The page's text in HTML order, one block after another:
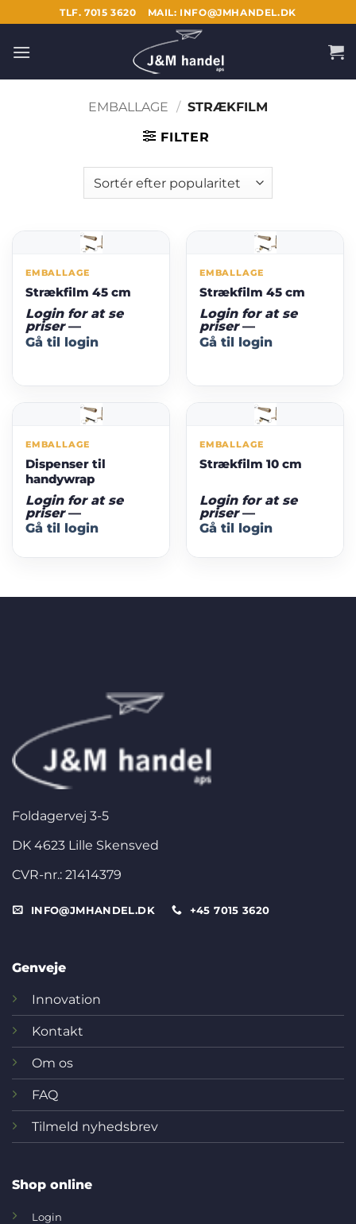
til
indhold
TLF. 7015 3620 MAIL: INFO@JMHANDEL.DK
EMBALLAGE / STRÆKFILM
FILTER
EMBALLAGE
Strækfilm 45 cm
Login for at se
priser—
Gå til login
EMBALLAGE
Strækfilm 45 cm
Login for at se
priser—
Gå til login
EMBALLAGE
Dispenser til
handywrap
Login for at se
priser—
Gå til login
EMBALLAGE
Strækfilm 10 cm
Login for at se
priser—
Gå til login
Foldagervej 3-5
DK 4623 Lille Skensved
CVR-nr.: 21414379
INFO@JMHANDEL.DK +45 7015 3620
Genveje
Innovation
Kontakt
Om os
FAQ
Tilmeld nyhedsbrev
Shop online
Login